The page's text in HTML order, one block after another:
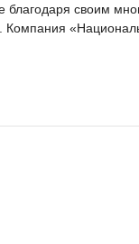
своим
Компания